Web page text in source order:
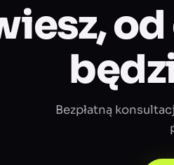
Bezpłatną